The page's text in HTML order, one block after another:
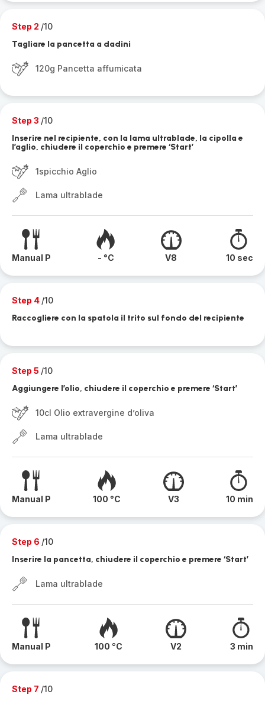
Step 2 /10
Tagliare la pancetta a dadini
120g Pancetta affumicata
Step 3 /10
Inserire nel recipiente, con la lama ultrablade, la cipolla e
l’aglio, chiudere il coperchio e premere ‘Start’
1spicchio Aglio
Lama ultrablade
Manual P - °C V8 10 sec
Step 4 /10
Raccogliere con la spatola il trito sul fondo del recipiente
Step 5 /10
Aggiungere l’olio, chiudere il coperchio e premere ‘Start’
10cl Olio extravergine d’oliva
Lama ultrablade
Manual P 100 °C V3 10 min
Step 6 /10
Inserire la pancetta, chiudere il coperchio e premere ‘Start’
Lama ultrablade
Manual P 100 °C V2 3 min
Step 7 /10